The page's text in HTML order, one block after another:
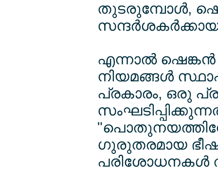
തുടരുമ്പോള്‍,
എന്നാല്‍ ഷെങ്കന്‍
നിയമങ്ങള്‍
പ്രകാരം, ഒരു
ഗുരുതരമായ
പരിശോധനകള്‍